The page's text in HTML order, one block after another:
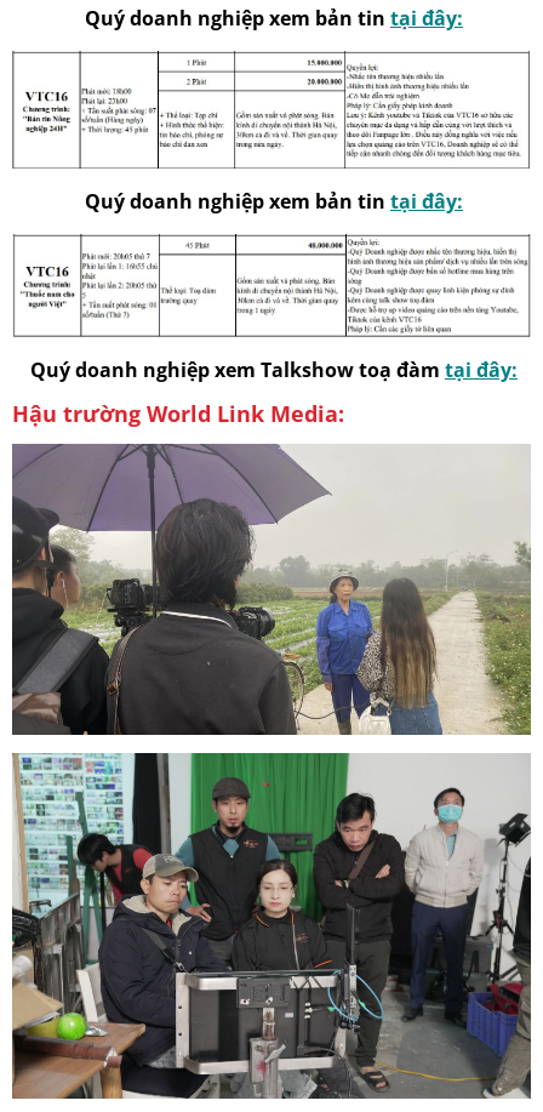
Quý doanh nghiệp xem bản tin tại đây:
Quý doanh nghiệp xem bản tin tại đây:
Quý doanh nghiệp xem Talkshow toạ đàm tại đây:
Hậu trường World Link Media: